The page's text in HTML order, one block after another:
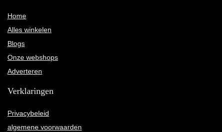
Home
Alles winkelen
Blogs
Onze webshops
Adverteren
Verklaringen
Privacybeleid
algemene voorwaarden